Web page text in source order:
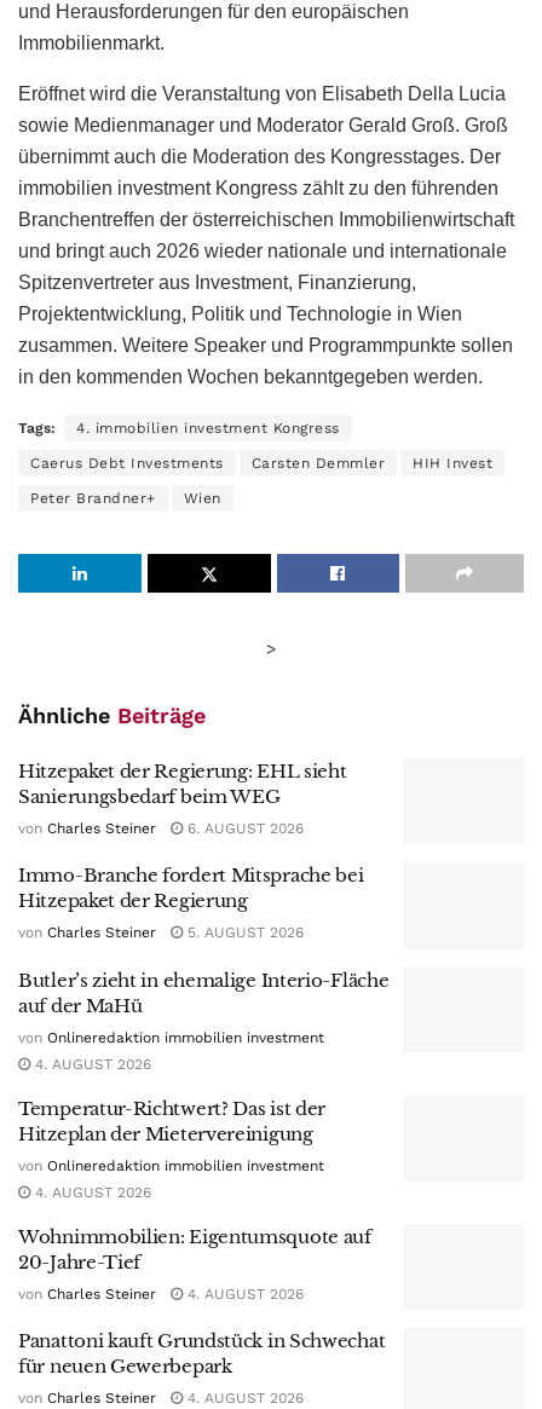
und Herausforderungen für den europäischen
Immobilienmarkt.
Eröffnet wird die Veranstaltung von Elisabeth Della Lucia
sowie Medienmanager und Moderator Gerald Groß. Groß
übernimmt auch die Moderation des Kongresstages. Der
immobilien investment Kongress zählt zu den führenden
Branchentreffen der österreichischen Immobilienwirtschaft
und bringt auch 2026 wieder nationale und internationale
Spitzenvertreter aus Investment, Finanzierung,
Projektentwicklung, Politik und Technologie in Wien
zusammen. Weitere Speaker und Programmpunkte sollen
in den kommenden Wochen bekanntgegeben werden.
Tags: 4. immobilien investment Kongress
Caerus Debt Investments Carsten Demmler HIH Invest
Peter Brandner+ Wien
>
Ähnliche Beiträge
Hitzepaket der Regierung: EHL sieht
Sanierungsbedarf beim WEG
von Charles Steiner 6. AUGUST 2026
Immo-Branche fordert Mitsprache bei
Hitzepaket der Regierung
von Charles Steiner 5. AUGUST 2026
Butler’s zieht in ehemalige Interio-Fläche
auf der MaHü
von Onlineredaktion immobilien investment
4. AUGUST 2026
Temperatur-Richtwert? Das ist der
Hitzeplan der Mietervereinigung
von Onlineredaktion immobilien investment
4. AUGUST 2026
Wohnimmobilien: Eigentumsquote auf
20-Jahre-Tief
von Charles Steiner 4. AUGUST 2026
Panattoni kauft Grundstück in Schwechat
für neuen Gewerbepark
von Charles Steiner 4. AUGUST 2026